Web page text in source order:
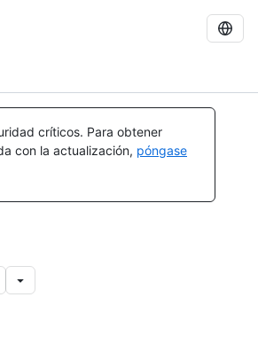
críticos. Para obtener
con la actualización, póngase